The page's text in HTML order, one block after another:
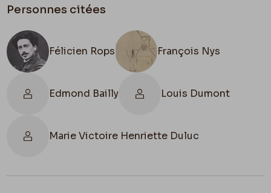
faute
F.R
Personnes citées
Félicien Rops François Nys
Edmond Bailly Louis Dumont
Marie Victoire Henriette Duluc